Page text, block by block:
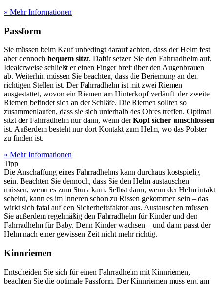
» Mehr Informationen
Passform
Sie müssen beim Kauf unbedingt darauf achten, dass der Helm fest
aber dennoch bequem sitzt. Dafür setzen Sie den Fahrradhelm auf.
Idealerweise schließt er einen Finger breit über den Augenbrauen
ab. Weiterhin müssen Sie beachten, dass die Beriemung an den
richtigen Stellen ist. Der Fahrradhelm ist mit zwei Riemen
ausgestattet, wovon ein Riemen am Hinterkopf verläuft, der zweite
Riemen befindet sich an der Schläfe. Die Riemen sollten so
zusammenlaufen, dass sie sich unterhalb des Ohres treffen. Optimal
sitzt der Fahrradhelm nur dann, wenn derKopf sicher umschlossen
ist. Außerdem besteht nur dort Kontakt zum Helm, wo das Polster
zu finden ist.
» Mehr Informationen
Tipp
Die Anschaffung eines Fahrradhelms kann durchaus kostspielig
sein. Beachten Sie dennoch, dass Sie den Helm austauschen
müssen, wenn es zum Sturz kam. Selbst dann, wenn der Helm intakt
scheint, kann es im Inneren schon zu Rissen gekommen sein – das
wirkt sich fatal auf den Sicherheitsfaktor aus. Austauschen müssen
Sie außerdem regelmäßig den Fahrradhelm für Kinder und den
Fahrradhelm für Baby. Denn Kinder wachsen – und dann passt der
Helm nach einer gewissen Zeit nicht mehr richtig.
Kinnriemen
Entscheiden Sie sich für einen Fahrradhelm mit Kinnriemen,
beachten Sie die optimale Passform. Der Kinnriemen muss eng am